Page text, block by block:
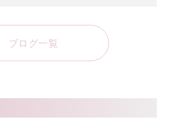
ブログ一覧